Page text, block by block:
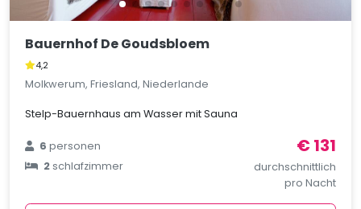
Bauernhof De Goudsbloem
4,2
Molkwerum, Friesland, Niederlande
Stelp-Bauernhaus am Wasser mit Sauna
6personen
2schlafzimmer
€ 131
durchschnittlich
pro Nacht